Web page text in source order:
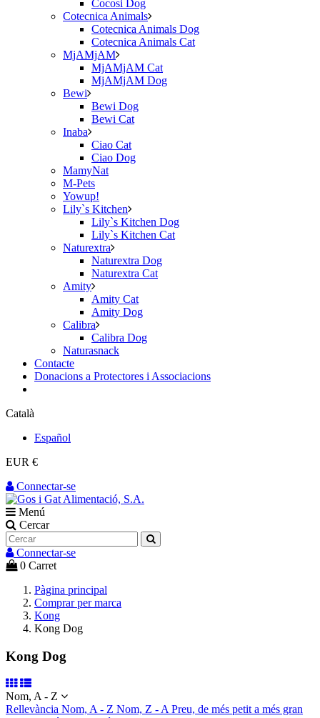
Cocosi Dog
Cotecnica Animals
Cotecnica Animals Dog
Cotecnica Animals Cat
MjAMjAM
MjAMjAM Cat
MjAMjAM Dog
Bewi
Bewi Dog
Bewi Cat
Inaba
Ciao Cat
Ciao Dog
MamyNat
M-Pets
Yowup!
Lily`s Kitchen
Lily`s Kitchen Dog
Lily`s Kitchen Cat
Naturextra
Naturextra Dog
Naturextra Cat
Amity
Amity Cat
Amity Dog
Calibra
Calibra Dog
Naturasnack
Contacte
Donacions a Protectores i Associacions
Català
Español
EUR €
Connectar-se
Menú
Cercar
Connectar-se
0 Carret
Pàgina principal
Comprar per marca
Kong
Kong Dog
Kong Dog
Nom, A - Z
Rellevància Nom, A - Z Nom, Z - APreu, de més petit a més gran